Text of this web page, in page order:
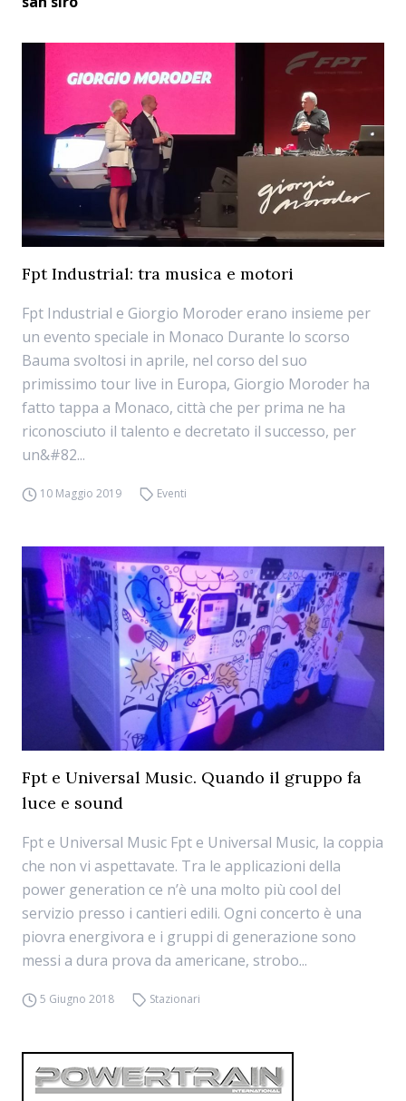
Fpt Industrial: tra musica e motori
Fpt Industrial e Giorgio Moroder erano insieme per
un evento speciale in Monaco Durante lo scorso
Bauma svoltosi in aprile, nel corso del suo
primissimo tour live in Europa, Giorgio Moroder ha
fatto tappa a Monaco, città che per prima ne ha
riconosciuto il talento e decretato il successo, per
un&#82...
10 Maggio 2019 Eventi
Fpt e Universal Music. Quando il gruppo fa
luce e sound
Fpt e Universal Music Fpt e Universal Music, la coppia
che non vi aspettavate. Tra le applicazioni della
power generation ce n’è una molto più cool del
servizio presso i cantieri edili. Ogni concerto è una
piovra energivora e i gruppi di generazione sono
messi a dura prova da americane, strobo...
5 Giugno 2018 Stazionari